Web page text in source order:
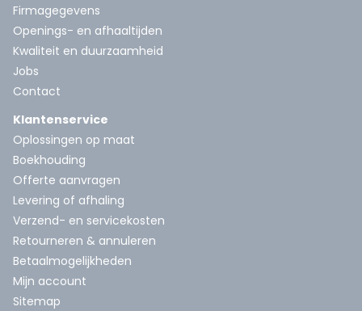
Firmagegevens
Openings- en afhaaltijden
Kwaliteit en duurzaamheid
Jobs
Contact
Klantenservice
Oplossingen op maat
Boekhouding
Offerte aanvragen
Levering of afhaling
Verzend- en servicekosten
Retourneren & annuleren
Betaalmogelijkheden
Mijn account
Sitemap